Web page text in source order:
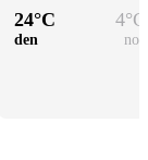
24°C 4°C
den noc